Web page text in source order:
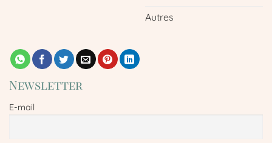
Autres
Newsletter
E-mail